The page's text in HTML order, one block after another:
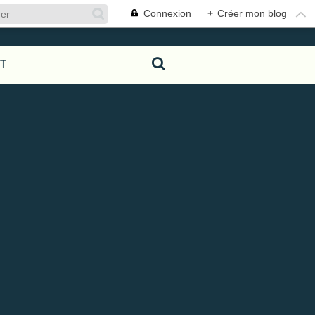
Connexion + Créer mon blog